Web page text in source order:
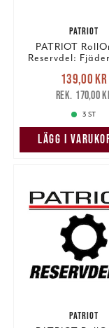
PATRIOT
PATRIOT
Reservdel:
Nuvarande
139,00 kr
170,00 kr
139,00 kr
170,00
3 ST
LÄGG I
PATRIOT